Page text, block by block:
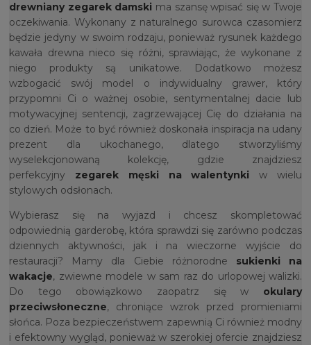
drewniany zegarek damski ma szansę wpisać się w Twoje
oczekiwania. Wykonany z naturalnego surowca czasomierz
będzie jedyny w swoim rodzaju, ponieważ rysunek każdego
kawała drewna nieco się różni, sprawiając, że wykonane z
niego produkty są unikatowe. Dodatkowo możesz
wzbogacić swój model o indywidualny grawer, który
przypomni Ci o ważnej osobie, sentymentalnej dacie lub
motywacyjnej sentencji, zagrzewającej Cię do działania na
co dzień. Może to być również doskonała inspiracja na udany
prezent dla ukochanego, dlatego stworzyliśmy
wyselekcjonowaną kolekcję, gdzie znajdziesz
perfekcyjny zegarek męski na walentynki w wielu
stylowych odsłonach.
Wybierasz się na wyjazd i chcesz skompletować
odpowiednią garderobę, która sprawdzi się zarówno podczas
dziennych aktywności, jak i na wieczorne wyjście do
restauracji? Mamy dla Ciebie różnorodne sukienki na
wakacje, zwiewne modele w sam raz do urlopowej walizki.
Do tego obowiązkowo zaopatrz się w okulary
przeciwsłoneczne, chroniące wzrok przed promieniami
słońca. Poza bezpieczeństwem zapewnią Ci również modny
i efektowny wygląd, ponieważ w szerokiej ofercie znajdziesz